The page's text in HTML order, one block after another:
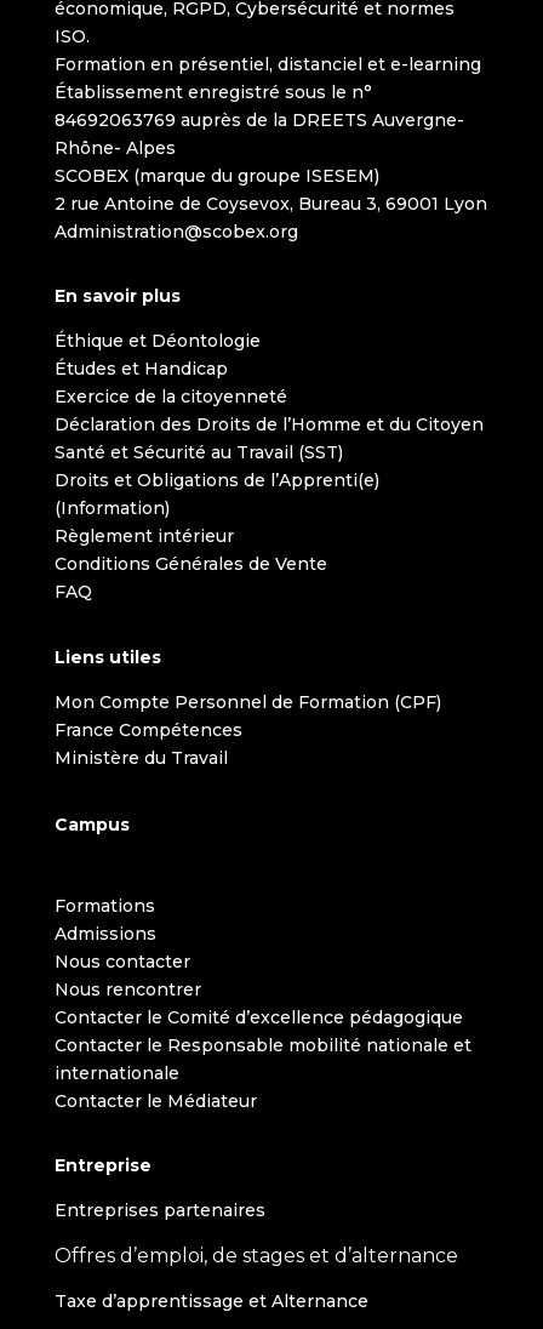
économique, RGPD, Cybersécurité et normes
ISO.
Formation en présentiel, distanciel et e-learning
Établissement enregistré sous le n°
84692063769 auprès de la DREETS Auvergne-
Rhône- Alpes
SCOBEX (marque du groupe ISESEM)
2 rue Antoine de Coysevox, Bureau 3, 69001 Lyon
Administration@scobex.org
En savoir plus
Éthique et Déontologie
Études et Handicap
Exercice de la citoyenneté
Déclaration des Droits de l’Homme et du Citoyen
Santé et Sécurité au Travail (SST)
Droits et Obligations de l’Apprenti(e)
(Information)
Règlement intérieur
Conditions Générales de Vente
FAQ
Liens utiles
Mon Compte Personnel de Formation (CPF)
France Compétences
Ministère du Travail
Campus
Formations
Admissions
Nous contacter
Nous rencontrer
Contacter le Comité d’excellence pédagogique
Contacter le Responsable mobilité nationale et
internationale
Contacter le Médiateur
Entreprise
Entreprises partenaires
Offres d’emploi, de stages et d’alternance
Taxe d’apprentissage et Alternance